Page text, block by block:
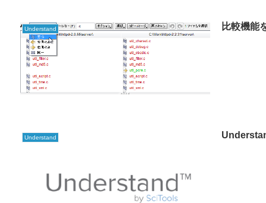
Understand 比較機能
Understand